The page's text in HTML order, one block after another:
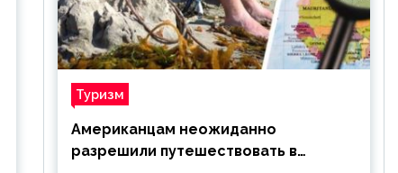
Туризм
Американцам неожиданно
разрешили путешествовать в